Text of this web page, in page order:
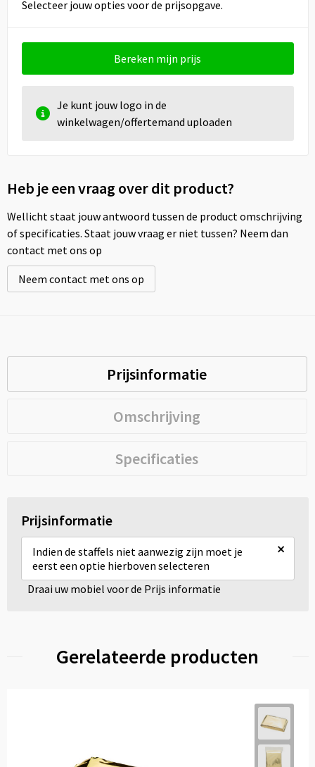
Selecteer jouw opties voor de prijsopgave.
Bereken mijn prijs
Je kunt jouw logo in de
winkelwagen/offertemand uploaden
Heb je een vraag over dit product?
Wellicht staat jouw antwoord tussen de product omschrijving
of specificaties. Staat jouw vraag er niet tussen? Neem dan
contact met ons op
Neem contact met ons op
Prijsinformatie
Omschrijving
Specificaties
Prijsinformatie
Indien de staffels niet aanwezig zijn moet je
eerst een optie hierboven selecteren
×
Draai uw mobiel voor de Prijs informatie
Gerelateerde producten